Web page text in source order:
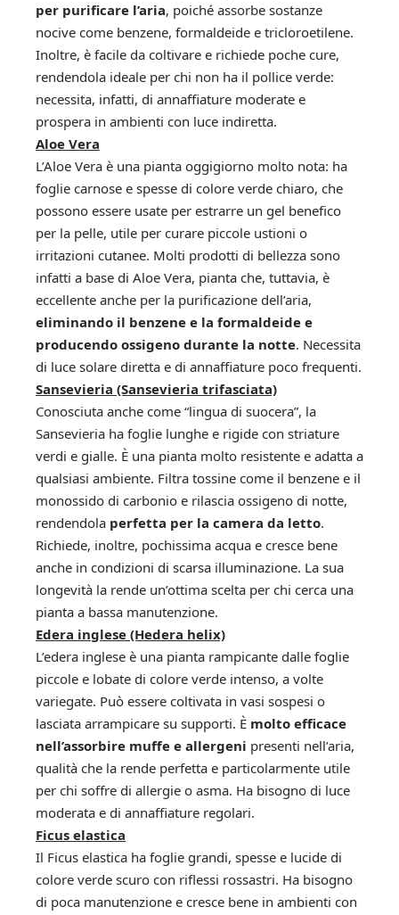
per purificare l’aria, poiché assorbe sostanze
nocive come benzene, formaldeide e tricloroetilene.
Inoltre, è facile da coltivare e richiede poche cure,
rendendola ideale per chi non ha il pollice verde:
necessita, infatti, di annaffiature moderate e
prospera in ambienti con luce indiretta.
Aloe Vera
L’Aloe Vera è una pianta oggigiorno molto nota: ha
foglie carnose e spesse di colore verde chiaro, che
possono essere usate per estrarre un gel benefico
per la pelle, utile per curare piccole ustioni o
irritazioni cutanee. Molti prodotti di bellezza sono
infatti a base di Aloe Vera, pianta che, tuttavia, è
eccellente anche per la purificazione dell’aria,
eliminando il benzene e la formaldeide e
producendo ossigeno durante la notte. Necessita
di luce solare diretta e di annaffiature poco frequenti.
Sansevieria (Sansevieria trifasciata)
Conosciuta anche come “lingua di suocera”, la
Sansevieria ha foglie lunghe e rigide con striature
verdi e gialle. È una pianta molto resistente e adatta a
qualsiasi ambiente. Filtra tossine come il benzene e il
monossido di carbonio e rilascia ossigeno di notte,
rendendola perfetta per la camera da letto.
Richiede, inoltre, pochissima acqua e cresce bene
anche in condizioni di scarsa illuminazione. La sua
longevità la rende un’ottima scelta per chi cerca una
pianta a bassa manutenzione.
Edera inglese (Hedera helix)
L’edera inglese è una pianta rampicante dalle foglie
piccole e lobate di colore verde intenso, a volte
variegate. Può essere coltivata in vasi sospesi o
lasciata arrampicare su supporti. È molto efficace
nell’assorbire muffe e allergeni presenti nell’aria,
qualità che la rende perfetta e particolarmente utile
per chi soffre di allergie o asma. Ha bisogno di luce
moderata e di annaffiature regolari.
Ficus elastica
Il Ficus elastica ha foglie grandi, spesse e lucide di
colore verde scuro con riflessi rossastri. Ha bisogno
di poca manutenzione e cresce bene in ambienti con